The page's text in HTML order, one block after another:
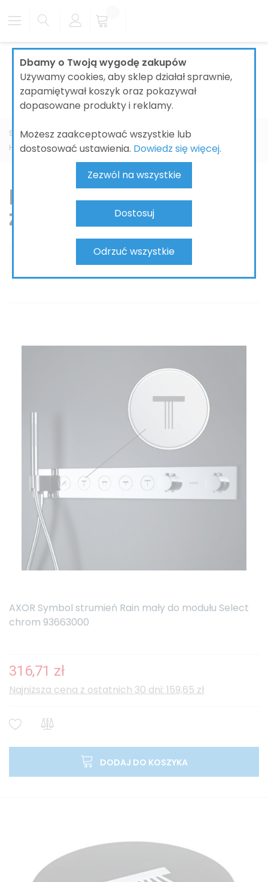
Dbamy o Twoją wygodę zakupów
Używamy cookies, aby sklep działał sprawnie,
zapamiętywał koszyk oraz pokazywał
dopasowane produkty i reklamy.
Możesz zaakceptować wszystkie lub
dostosować ustawienia. Dowiedz się więcej.
Zezwól na wszystkie
Dostosuj
Odrzuć wszystkie
Strona główna ŁAZIENKI
BATERIE ŁAZIENKOWE
HANSGROHE
Hansgrohe części zamienne
Hansgrohe części
zamienne
AXOR Symbol strumień Rain mały do modułu Select
chrom 93663000
316,71 zł
Najniższa cena z ostatnich 30 dni: 159,65 zł
DODAJ DO KOSZYKA